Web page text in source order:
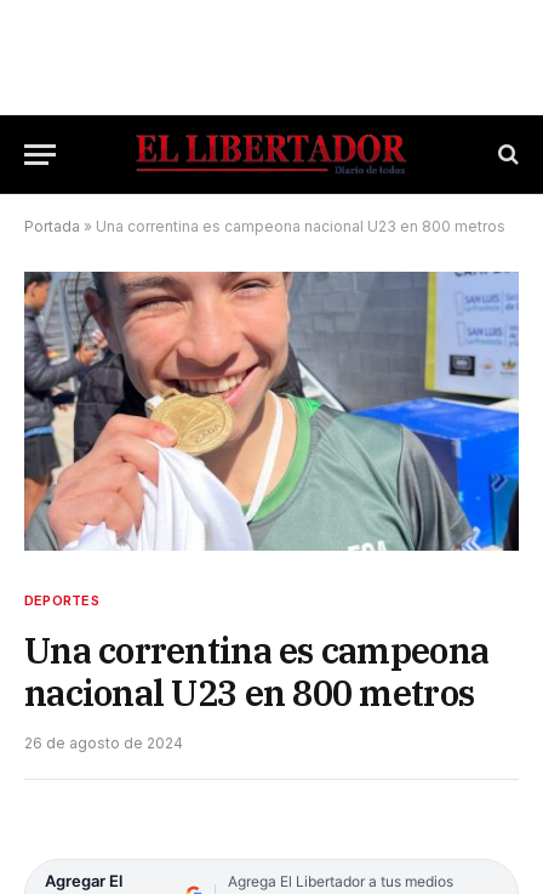
Portada » Una correntina es campeona nacional U23 en 800 metros
DEPORTES
Una correntina es campeona
nacional U23 en 800 metros
26 de agosto de 2024
Agregar El
Agrega El Libertador a tus medios